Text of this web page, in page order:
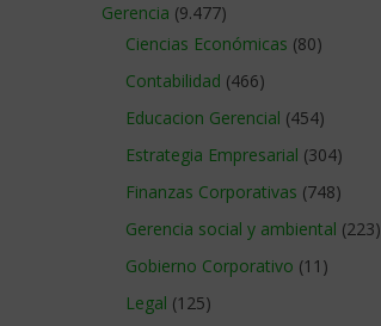
Gerencia (9.477)
Ciencias Económicas (80)
Contabilidad (466)
Educacion Gerencial (454)
Estrategia Empresarial (304)
Finanzas Corporativas (748)
Gerencia social y ambiental (223)
Gobierno Corporativo (11)
Legal (125)